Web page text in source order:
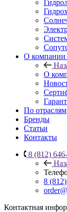
О компании
О
По отраслям
Бренды
Статьи
Контакты
8 (812)
8
Контактная